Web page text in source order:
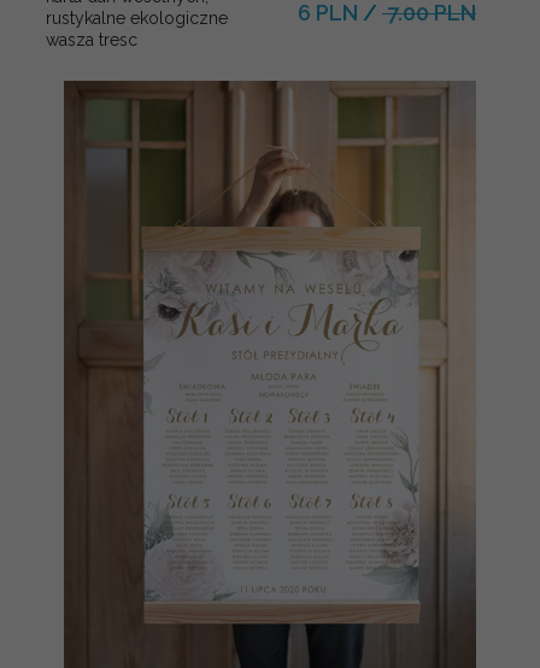
rustykalne ekologiczne
wasza tresc
6 PLN / 7.00 PLN